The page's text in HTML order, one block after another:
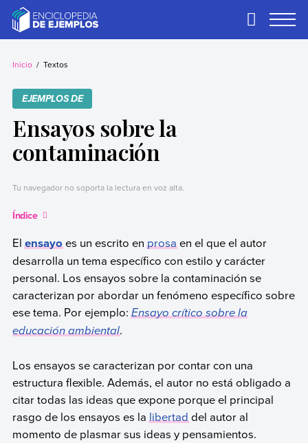
contentEjemplos
Necesitas ejemplos.
Primary
Inicio Textos
EJEMPLOS DE
Ensayos sobre la
contaminación
Tu navegador no soporta la lectura en voz alta.
Índice
Elensayoes un escrito enprosaen el que el autor
desarrolla un tema específico con estilo y carácter
personal. Los ensayos sobre la contaminación se
caracterizan por abordar un fenómeno específico sobre
ese tema. Por ejemplo:Ensayo crítico sobre la
educación ambiental.
Los ensayos se caracterizan por contar con una
estructura flexible. Además, el autor no está obligado a
citar todas las ideas que expone porque el principal
rasgo de los ensayos es lalibertaddel autor al
momento de plasmar sus ideas y pensamientos.